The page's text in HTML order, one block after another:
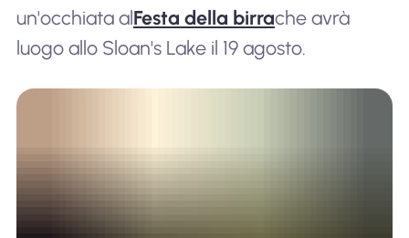
un'occhiata alFesta della birrache avrà
luogo allo Sloan's Lake il 19 agosto.